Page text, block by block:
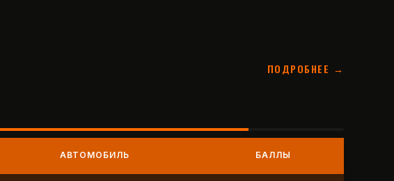
ПОДРОБНЕЕ →
АВТОМОБИЛЬ БАЛЛЫ